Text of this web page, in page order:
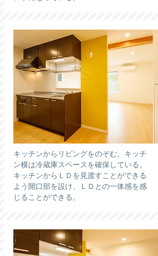
キッチンからリビングをのぞむ。キッチ
ン横は冷蔵庫スペースを確保している。
キッチンからＬＤを見渡すことができる
よう開口部を設け、ＬＤとの一体感を感
じることができる。